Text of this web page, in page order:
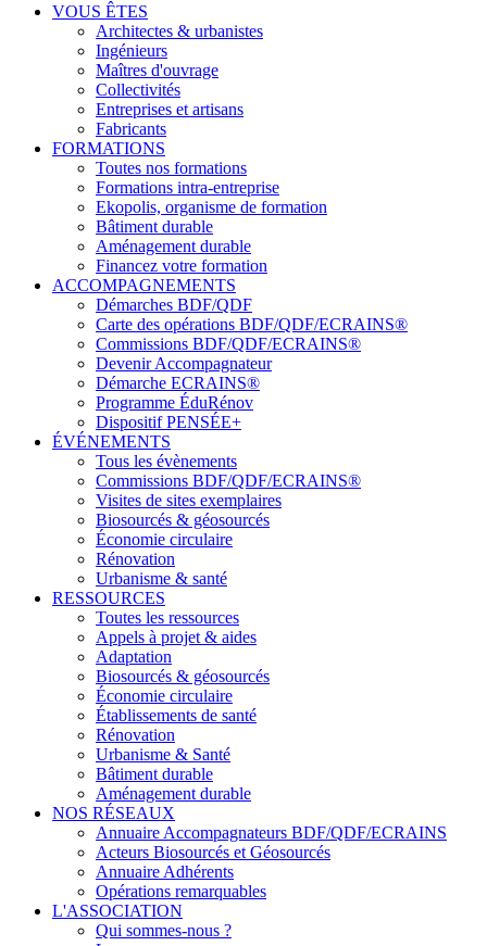
VOUS ÊTES
Architectes & urbanistes
Ingénieurs
Maîtres d'ouvrage
Collectivités
Entreprises et artisans
Fabricants
FORMATIONS
Toutes nos formations
Formations intra-entreprise
Ekopolis, organisme de formation
Bâtiment durable
Aménagement durable
Financez votre formation
ACCOMPAGNEMENTS
Démarches BDF/QDF
Carte des opérations BDF/QDF/ECRAINS®
Commissions BDF/QDF/ECRAINS®
Devenir Accompagnateur
Démarche ECRAINS®
Programme ÉduRénov
Dispositif PENSÉE+
ÉVÉNEMENTS
Tous les évènements
Commissions BDF/QDF/ECRAINS®
Visites de sites exemplaires
Biosourcés & géosourcés
Économie circulaire
Rénovation
Urbanisme & santé
RESSOURCES
Toutes les ressources
Appels à projet & aides
Adaptation
Biosourcés & géosourcés
Économie circulaire
Établissements de santé
Rénovation
Urbanisme & Santé
Bâtiment durable
Aménagement durable
NOS RÉSEAUX
Annuaire Accompagnateurs BDF/QDF/ECRAINS
Acteurs Biosourcés et Géosourcés
Annuaire Adhérents
Opérations remarquables
L'ASSOCIATION
Qui sommes-nous ?